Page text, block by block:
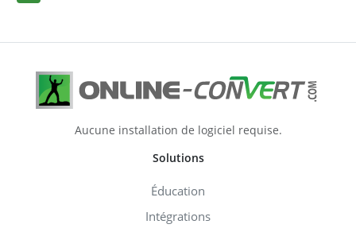
Aucune installation de logiciel requise.
Solutions
Éducation
Intégrations